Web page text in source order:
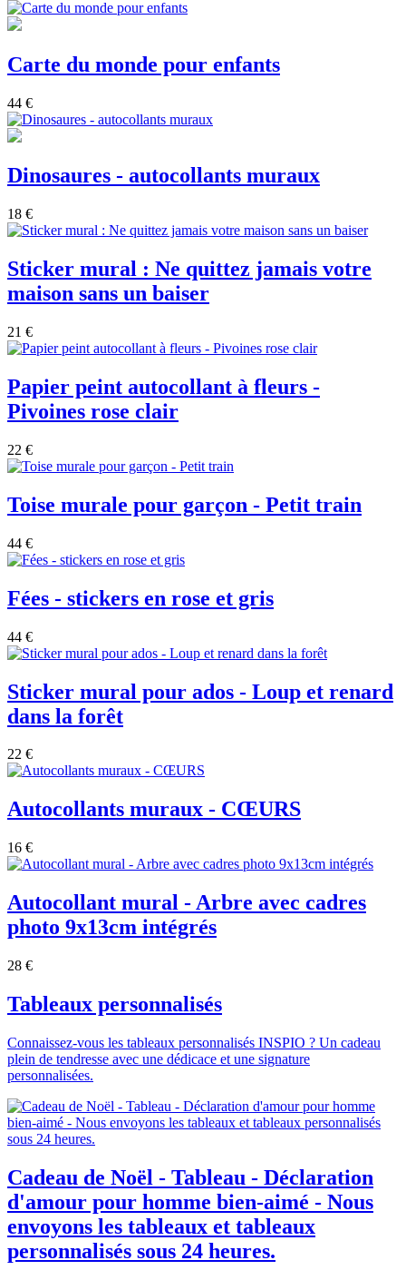
Carte du monde pour enfants
44 €
Dinosaures - autocollants muraux
18 €
Sticker mural : Ne quittez jamais votre
maison sans un baiser
21 €
Papier peint autocollant à fleurs -
Pivoines rose clair
22 €
Toise murale pour garçon - Petit train
44 €
Fées - stickers en rose et gris
44 €
Sticker mural pour ados - Loup et renard
dans la forêt
22 €
Autocollants muraux - CŒURS
16 €
Autocollant mural - Arbre avec cadres
photo 9x13cm intégrés
28 €
Tableaux personnalisés
Connaissez-vous les tableaux personnalisés INSPIO ? Un cadeau
plein de tendresse avec une dédicace et une signature
personnalisées.
Cadeau de Noël - Tableau - Déclaration
d'amour pour homme bien-aimé - Nous
envoyons les tableaux et tableaux
personnalisés sous 24 heures.